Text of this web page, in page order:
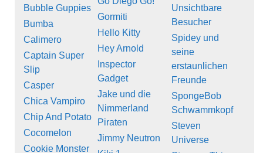
Bubble Guppies
Bumba
Calimero
Captain Super
Slip
Casper
Chica Vampiro
Chip And Potato
Cocomelon
Cookie Monster
Gormiti
Hello Kitty
Hey Arnold
Inspector
Gadget
Jake und die
Nimmerland
Piraten
Jimmy Neutron
Unsichtbare
Besucher
Spidey und
seine
erstaunlichen
Freunde
SpongeBob
Schwammkopf
Steven
Universe